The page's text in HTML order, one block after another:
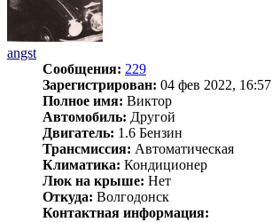
angst
Сообщения: 229
Зарегистрирован: 04 фев 2022, 16:57
Полное имя: Виктор
Автомобиль: Другой
Двигатель: 1.6 Бензин
Трансмиссия: Автоматическая
Климатика: Кондиционер
Люк на крыше: Нет
Откуда: Волгодонск
Контактная информация: